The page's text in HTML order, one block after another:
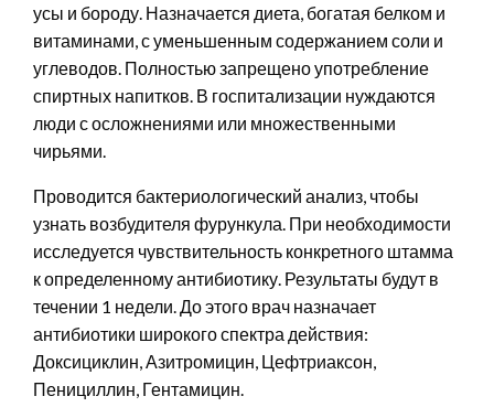
усы и бороду. Назначается диета, богатая белком и
витаминами, с уменьшенным содержанием соли и
углеводов. Полностью запрещено употребление
спиртных напитков. В госпитализации нуждаются
люди с осложнениями или множественными
чирьями.
Проводится бактериологический анализ, чтобы
узнать возбудителя фурункула. При необходимости
исследуется чувствительность конкретного штамма
к определенному антибиотику. Результаты будут в
течении 1 недели. До этого врач назначает
антибиотики широкого спектра действия:
Доксициклин, Азитромицин, Цефтриаксон,
Пенициллин, Гентамицин.